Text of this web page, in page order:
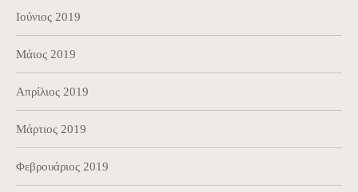
Ιούνιος 2019
Μάιος 2019
Απρίλιος 2019
Μάρτιος 2019
Φεβρουάριος 2019